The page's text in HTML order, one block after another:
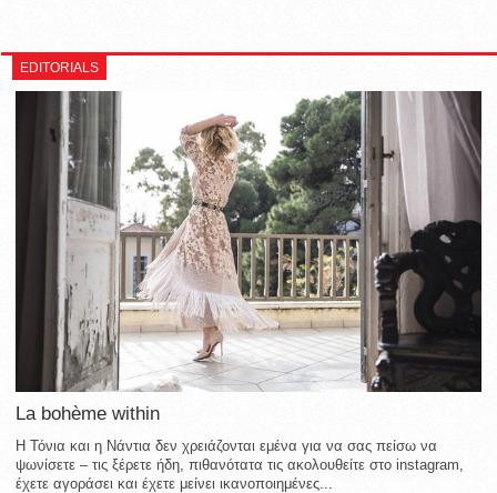
EDITORIALS
La bohème within
Η Τόνια και η Νάντια δεν χρειάζονται εμένα για να σας πείσω να
ψωνίσετε – τις ξέρετε ήδη, πιθανότατα τις ακολουθείτε στο instagram,
έχετε αγοράσει και έχετε μείνει ικανοποιημένες...